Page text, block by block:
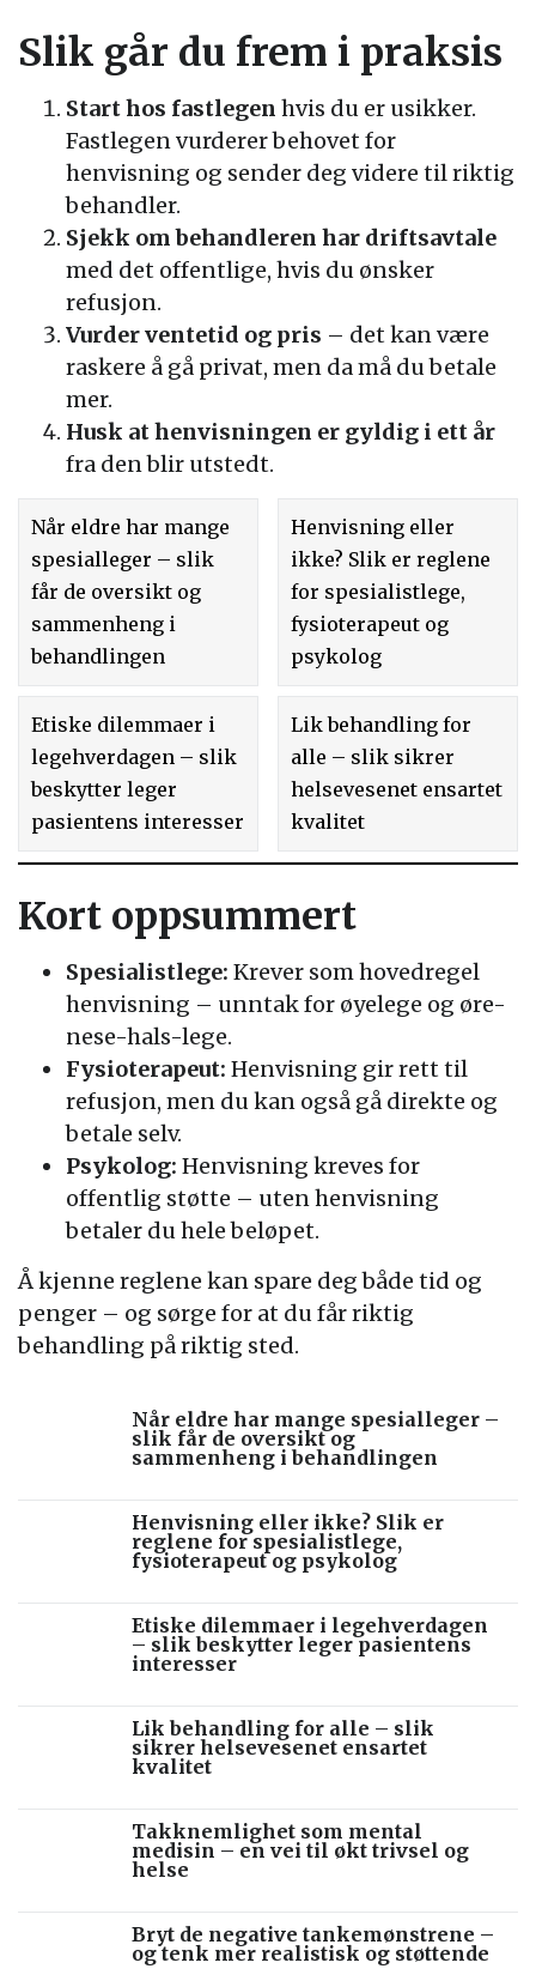
Slik går du frem i praksis
Start hos fastlegen hvis du er usikker.
Fastlegen vurderer behovet for
henvisning og sender deg videre til riktig
behandler.
Sjekk om behandleren har driftsavtale
med det offentlige, hvis du ønsker
refusjon.
Vurder ventetid og pris – det kan være
raskere å gå privat, men da må du betale
mer.
Husk at henvisningen er gyldig i ett år
fra den blir utstedt.
Når eldre har mange
spesialleger – slik
får de oversikt og
sammenheng i
behandlingen
Henvisning eller
ikke? Slik er reglene
for spesialistlege,
fysioterapeut og
psykolog
Etiske dilemmaer i
legehverdagen – slik
beskytter leger
pasientens interesser
Lik behandling for
alle – slik sikrer
helsevesenet ensartet
kvalitet
Kort oppsummert
Spesialistlege: Krever som hovedregel
henvisning – unntak for øyelege og øre-
nese-hals-lege.
Fysioterapeut: Henvisning gir rett til
refusjon, men du kan også gå direkte og
betale selv.
Psykolog: Henvisning kreves for
offentlig støtte – uten henvisning
betaler du hele beløpet.
Å kjenne reglene kan spare deg både tid og
penger – og sørge for at du får riktig
behandling på riktig sted.
Når eldre har mange spesialleger –
slik får de oversikt og
sammenheng i behandlingen
Henvisning eller ikke? Slik er
reglene for spesialistlege,
fysioterapeut og psykolog
Etiske dilemmaer i legehverdagen
– slik beskytter leger pasientens
interesser
Lik behandling for alle – slik
sikrer helsevesenet ensartet
kvalitet
Takknemlighet som mental
medisin – en vei til økt trivsel og
helse
Bryt de negative tankemønstrene –
og tenk mer realistisk og støttende